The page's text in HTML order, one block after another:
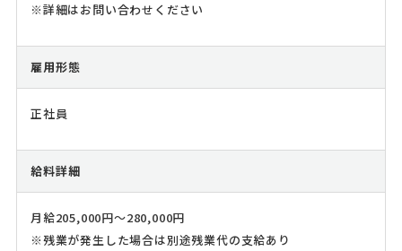
※詳細はお問い合わせください
雇用形態
正社員
給料詳細
月給205,000円～280,000円
※残業が発生した場合は別途残業代の支給あり